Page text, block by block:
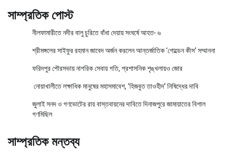
সাম্প্রতিক পোস্ট
নীলফামারীতে নদীর বালু চুরিতে বাঁধা দেয়ায় সংঘর্ষে আহত- ৬
শ্রীমঙ্গলের সাইফুর রহমান জাবেদ অর্জন করলেন আন্তর্জাতিক ‘গোল্ডেন কীস’ সম্মাননা
ফরিদপুর পৌরসভায় নাগরিক সেবায় গতি, প্রশাসনিক শৃঙ্খলায়ও জোর
নোয়াখালীতে লক্ষাধিক মানুষের মহাসমাবেশ, ‘হিজবুত তাওহীদ’ নিষিদ্ধের দাবি
জুলাই সনদ ও গণভোটের রায় বাস্তবায়নের দাবিতে দিনাজপুরে জামায়াতের বিশাল
গণমিছিল
সাম্প্রতিক মন্তব্য